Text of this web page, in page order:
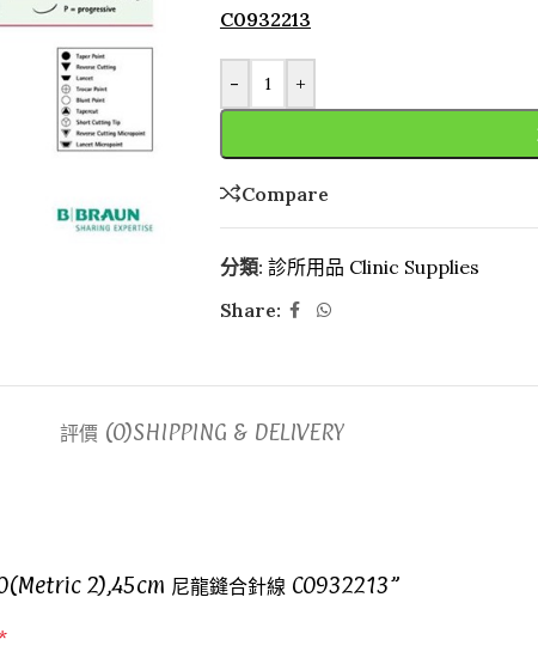
C0932213
- +
Compare
分類: 診所用品 Clinic Supplies
Share:
評價 (0)SHIPPING & DELIVERY
2),45cm 尼龍鏠合針線 C0932213”